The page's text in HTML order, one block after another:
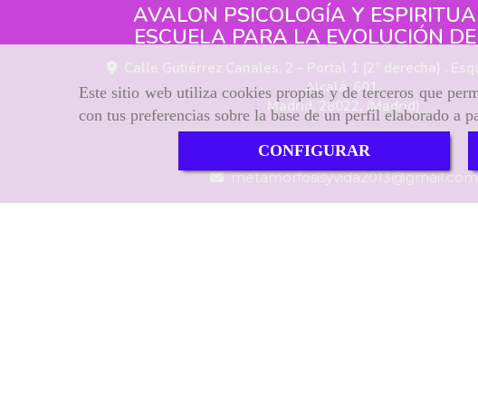
Este sitio web utiliza cookies propias y de terceros que
con tus preferencias sobre la base de un perfil elaborado a
CONFIGURAR
AVALON PSICOLOGÍA Y
ESCUELA PARA LA EVOLUCIÓN
Calle Gutiérrez Canales, 2 – Portal 1 (2º derecha) .
Alcalá, 601.,
Madrid, 28022, (Madrid)
627 12 09 47
metamorfosisyvida2013
gmail.com